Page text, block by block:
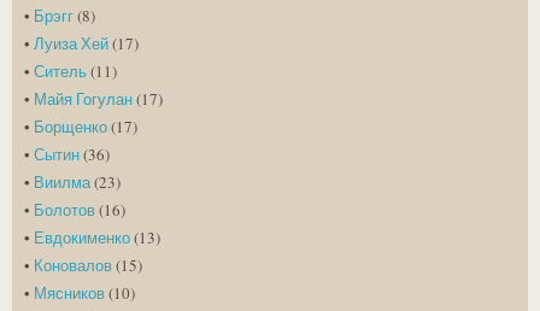
• Брэгг(8)
• Луиза Хей(17)
• Ситель(11)
• Майя Гогулан(17)
• Борщенко(17)
• Сытин(36)
• Виилма(23)
• Болотов(16)
• Евдокименко(13)
• Коновалов(15)
• Мясников(10)